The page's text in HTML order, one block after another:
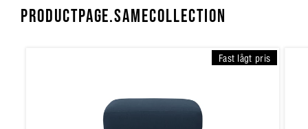
PRODUCTPAGE.SAMECOLLECTION
Fast lågt pris